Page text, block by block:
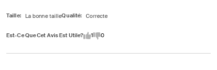
Taille Qualité
Est-Ce Que Cet Avis Est Utile? 1 0